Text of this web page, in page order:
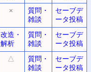
×
質問・
雑談
セーブデ
ータ投稿
改造・
解析
質問・
雑談
セーブデ
ータ投稿
△
質問・
雑談
セーブデ
ータ投稿